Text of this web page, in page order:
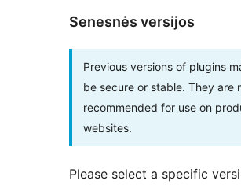
Senesnės versijos
Previous versions of plugins
be secure or stable. They are
recommended for use on
websites.
Please select a specific